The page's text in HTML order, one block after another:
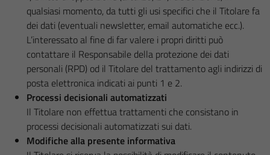
qualsiasi momento, da tutti gli usi specifici che il Titolare fa
dei dati (eventuali newsletter, email automatiche ecc.).
L’interessato al fine di far valere i propri diritti può
contattare il Responsabile della protezione dei dati
personali (RPD) od il Titolare del trattamento agli indirizzi di
posta elettronica indicati ai punti 1 e 2.
Processi decisionali automatizzati
Il Titolare non effettua trattamenti che consistano in
processi decisionali automatizzati sui dati.
Modifiche alla presente informativa